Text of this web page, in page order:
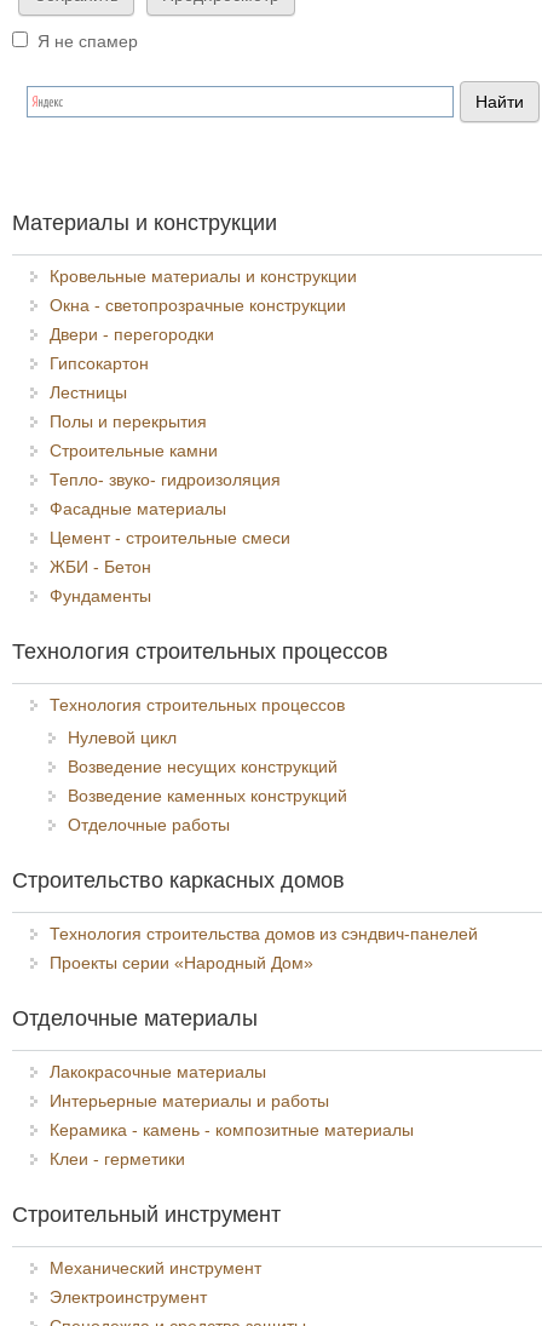
Я не спамер
Я спамер
Материалы и конструкции
Кровельные материалы и конструкции
Окна - светопрозрачные конструкции
Двери - перегородки
Гипсокартон
Лестницы
Полы и перекрытия
Строительные камни
Тепло- звуко- гидроизоляция
Фасадные материалы
Цемент - строительные смеси
ЖБИ - Бетон
Фундаменты
Технология строительных процессов
Технология строительных процессов
Нулевой цикл
Возведение несущих конструкций
Возведение каменных конструкций
Отделочные работы
Строительство каркасных домов
Технология строительства домов из сэндвич-панелей
Проекты серии «Народный Дом»
Отделочные материалы
Лакокрасочные материалы
Интерьерные материалы и работы
Керамика - камень - композитные материалы
Клеи - герметики
Строительный инструмент
Механический инструмент
Электроинструмент